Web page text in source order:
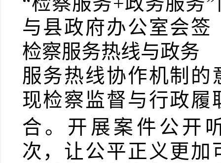
与县政府办公室会签
检察服务热线与政务
服务热线协作机制的
现检察监督与行政履
合。 开展案件公开
次，让公平正义更加